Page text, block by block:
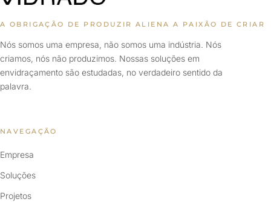
A OBRIGAÇÃO DE PRODUZIR ALIENA A PAIXÃO DE CRIAR
Nós somos uma empresa, não somos uma indústria. Nós
criamos, nós não produzimos. Nossas soluções em
envidraçamento são estudadas, no verdadeiro sentido da
palavra.
NAVEGAÇÃO
Empresa
Soluções
Projetos